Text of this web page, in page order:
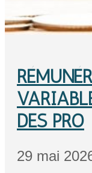
DES PRO
29 mai